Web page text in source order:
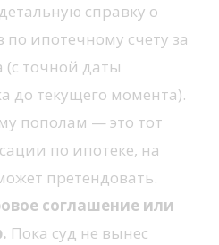
справку о
ипотечному счету за
(с точной даты
до текущего момента).
пополам — это тот
по ипотеке, на
претендовать.
соглашение или
Пока суд не вынес